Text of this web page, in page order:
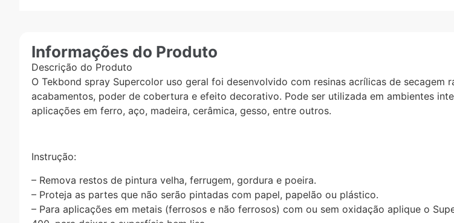
Informações do Produto
Descrição do Produto
O Tekbond spray Supercolor uso geral foi desenvolvido com resinas acrílicas de
acabamentos, poder de cobertura e efeito decorativo. Pode ser utilizada em ambientes
aplicações em ferro, aço, madeira, cerâmica, gesso, entre outros.
Instrução:
– Remova restos de pintura velha, ferrugem, gordura e poeira.
– Proteja as partes que não serão pintadas com papel, papelão ou plástico.
– Para aplicações em metais (ferrosos e não ferrosos) com ou sem oxidação aplique o